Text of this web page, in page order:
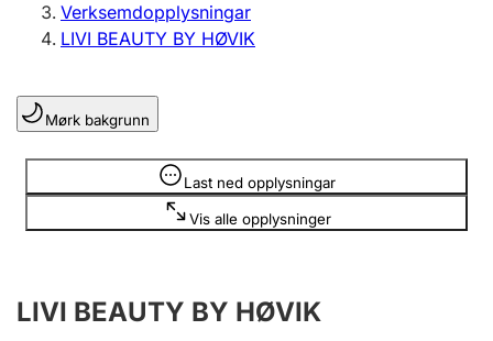
Enkeltpersonføretak
Registrere, endre, slette
Lag og foreining
Registrere, endre, slette
Årsrekneskap
Verksemdopplysningar
LIVI BEAUTY BY HØVIK
Mørk bakgrunn
Last ned opplysningar
Vis alle opplysninger
Opplysninger er skjult
LIVI BEAUTY BY HØVIK